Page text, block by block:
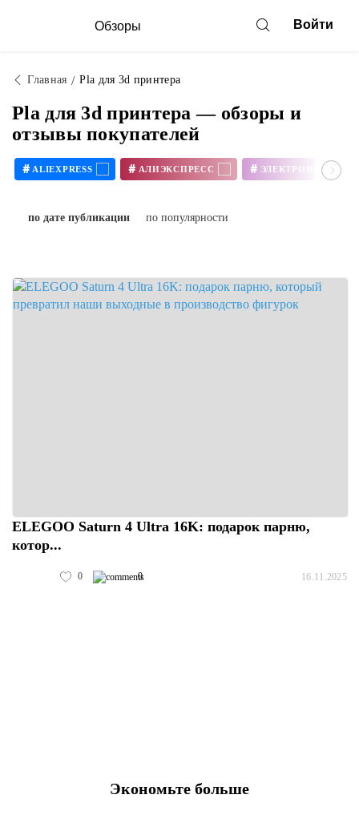
Обзоры Войти
Главная Pla для 3d принтера
Pla для 3d принтера — обзоры и
отзывы покупателей
# ALIEXPRESS # АЛИЭКСПРЕСС # ЭЛЕКТРОНИКА
по дате публикации по популярности
ELEGOO Saturn 4 Ultra 16K: подарок парню,
котор...
0 0 16.11.2025
Экономьте больше